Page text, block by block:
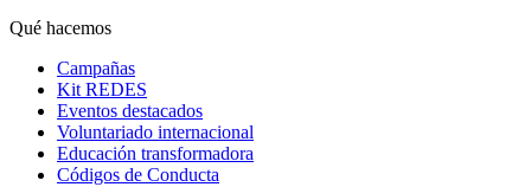
Qué hacemos
Campañas
Kit REDES
Eventos destacados
Voluntariado internacional
Educación transformadora
Códigos de Conducta